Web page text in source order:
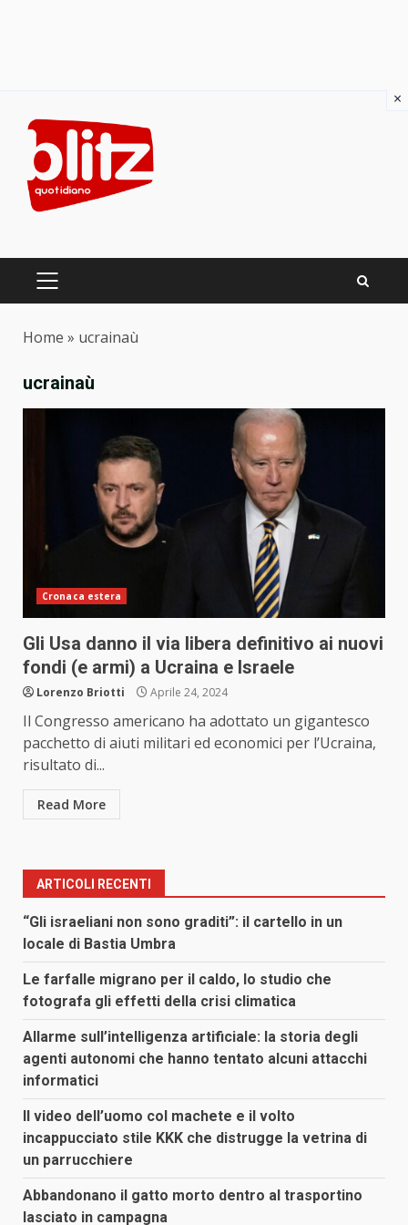
content
PRIMARY
Home » ucrainaù
ucrainaù
Cronaca estera
Gli Usa danno il via libera definitivo ai nuovi
fondi (e armi) a Ucraina e Israele
Lorenzo Briotti Aprile 24, 2024
Il Congresso americano ha adottato un gigantesco
pacchetto di aiuti militari ed economici per l’Ucraina,
risultato di...
Read More
ARTICOLI RECENTI
“Gli israeliani non sono graditi”: il cartello in un
locale di Bastia Umbra
Le farfalle migrano per il caldo, lo studio che
fotografa gli effetti della crisi climatica
Allarme sull’intelligenza artificiale: la storia degli
agenti autonomi che hanno tentato alcuni attacchi
informatici
Il video dell’uomo col machete e il volto
incappucciato stile KKK che distrugge la vetrina di
un parrucchiere
Abbandonano il gatto morto dentro al trasportino
lasciato in campagna
×